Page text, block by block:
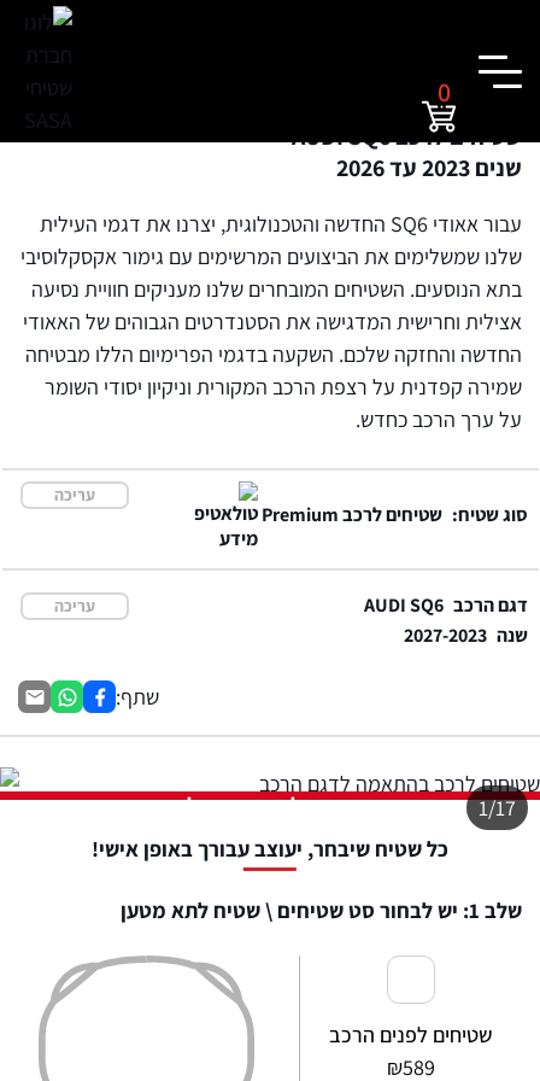
0
שטיחים לרכב AUDI SQ6
שנים 2023 עד 2026
עבור אאודי SQ6 החדשה והטכנולוגית, יצרנו את דגמי העילית
שלנו שמשלימים את הביצועים המרשימים עם גימור אקסקלוסיבי
בתא הנוסעים. השטיחים המובחרים שלנו מעניקים חוויית נסיעה
אצילית וחרישית המדגישה את הסטנדרטים הגבוהים של האאודי
החדשה והחזקה שלכם. השקעה בדגמי הפרימיום הללו מבטיחה
שמירה קפדנית על רצפת הרכב המקורית וניקיון יסודי השומר
על ערך הרכב כחדש.
סוג שטיח: שטיחים לרכב Premium
עריכה
דגם הרכב AUDI SQ6
שנה 2027-2023
עריכה
שתף:
1/17 התמונה להמחשה בלבד
כל שטיח שיבחר, יעוצב עבורך באופן אישי!
שלב 1: יש לבחור סט שטיחים \ שטיח לתא מטען
שטיחים לפנים הרכב
₪589